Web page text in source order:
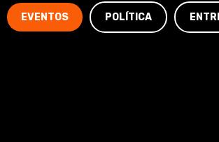
EVENTOS POLÍTICA